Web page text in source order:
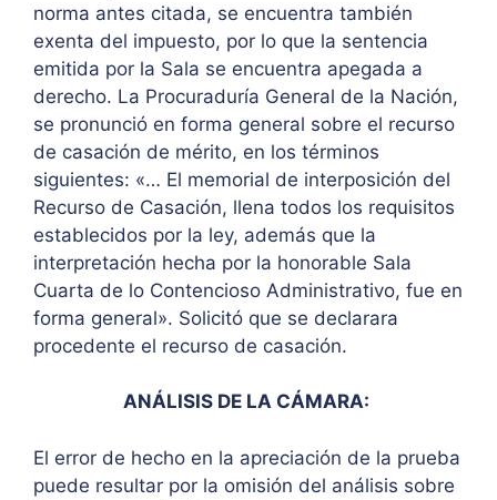
norma antes citada, se encuentra también
exenta del impuesto, por lo que la sentencia
emitida por la Sala se encuentra apegada a
derecho. La Procuraduría General de la Nación,
se pronunció en forma general sobre el recurso
de casación de mérito, en los términos
siguientes: «… El memorial de interposición del
Recurso de Casación, llena todos los requisitos
establecidos por la ley, además que la
interpretación hecha por la honorable Sala
Cuarta de lo Contencioso Administrativo, fue en
forma general». Solicitó que se declarara
procedente el recurso de casación.
ANÁLISIS DE LA CÁMARA:
El error de hecho en la apreciación de la prueba
puede resultar por la omisión del análisis sobre